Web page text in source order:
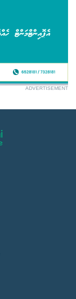
ADVERTISEMENT